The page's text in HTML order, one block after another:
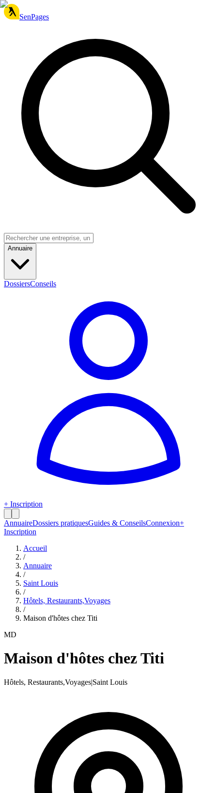
SenPages
Annuaire
DossiersConseils
+ Inscription
AnnuaireDossiers pratiquesGuides & ConseilsConnexion+
Inscription
Accueil
/
Annuaire
/
Saint Louis
/
Hôtels, Restaurants,Voyages
/
Maison d'hôtes chez Titi
MD
Maison d'hôtes chez Titi
Hôtels, Restaurants,Voyages|Saint Louis